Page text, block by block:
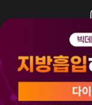
365mc
(주)365mcㅣ서울특